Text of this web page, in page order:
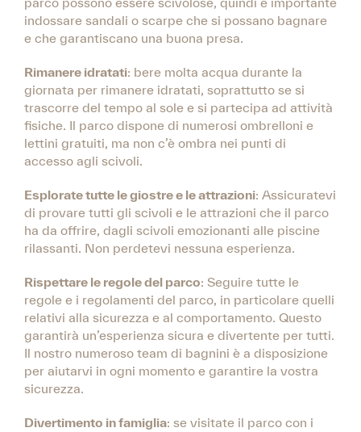
indossare sandali o scarpe che si possano bagnare
e che garantiscano una buona presa.
Rimanere idratati: bere molta acqua durante la
giornata per rimanere idratati, soprattutto se si
trascorre del tempo al sole e si partecipa ad attività
fisiche. Il parco dispone di numerosi ombrelloni e
lettini gratuiti, ma non c’è ombra nei punti di
accesso agli scivoli.
Esplorate tutte le giostre e le attrazioni: Assicuratevi
di provare tutti gli scivoli e le attrazioni che il parco
ha da offrire, dagli scivoli emozionanti alle piscine
rilassanti. Non perdetevi nessuna esperienza.
Rispettare le regole del parco: Seguire tutte le
regole e i regolamenti del parco, in particolare quelli
relativi alla sicurezza e al comportamento. Questo
garantirà un’esperienza sicura e divertente per tutti.
Il nostro numeroso team di bagnini è a disposizione
per aiutarvi in ogni momento e garantire la vostra
sicurezza.
Divertimento in famiglia: se visitate il parco con i